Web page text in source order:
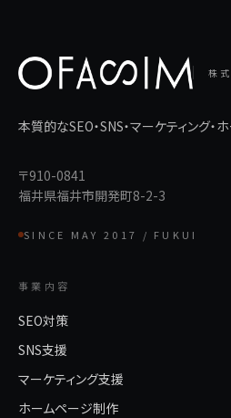
株
本質的なSEO・SNS・マーケティング
〒910-0841
福井県福井市開発町8-2-3
SINCE MAY 2017 / FUKUI
事業内容
SEO対策
SNS支援
マーケティング支援
ホームページ制作